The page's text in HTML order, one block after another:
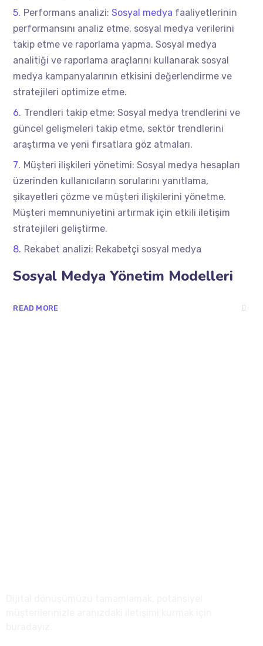
Performans analizi:Sosyal medya faaliyetlerinin
performansını analiz etme, sosyal medya verilerini
takip etme ve raporlama yapma. Sosyal medya
analitiği ve raporlama araçlarını kullanarak sosyal
medya kampanyalarının etkisini değerlendirme ve
stratejileri optimize etme.
Trendleri takip etme: Sosyal medya trendlerini ve
güncel gelişmeleri takip etme, sektör trendlerini
araştırma ve yeni fırsatlara göz atmaları.
Müşteri ilişkileri yönetimi: Sosyal medya hesapları
üzerinden kullanıcıların sorularını yanıtlama,
şikayetleri çözme ve müşteri ilişkilerini yönetme.
Müşteri memnuniyetini artırmak için etkili iletişim
stratejileri geliştirme.
Rekabet analizi: Rekabetçi sosyal medya
Sosyal Medya Yönetim Modelleri
READ MORE